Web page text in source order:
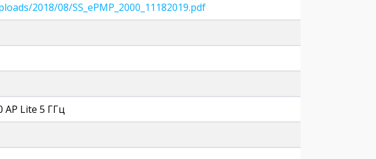
2018/08/SS_ePMP_2000_11182019.pdf
AP Lite 5 ГГц